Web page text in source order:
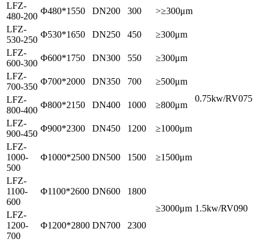
LFZ-
480-200
Φ480*1550 DN200 300
>≥300μm
LFZ-
530-250
Φ530*1650 DN250 450 ≥300μm
0.75kw/RV075
LFZ-
600-300
Φ600*1750 DN300 550
≥300μm
LFZ-
700-350
Φ700*2000 DN350 700
≥500μm
LFZ-
800-400
Φ800*2150 DN400 1000
≥800μm
LFZ-
900-450
Φ900*2300 DN450 1200
≥1000μm
LFZ-
1000-
500
Φ1000*2500 DN500 1500 ≥1500μm
LFZ-
1100-
600
Φ1100*2600 DN600
1800
≥3000μm 1.5kw/RV090
LFZ-
1200-
700
Φ1200*2800 DN700 2300